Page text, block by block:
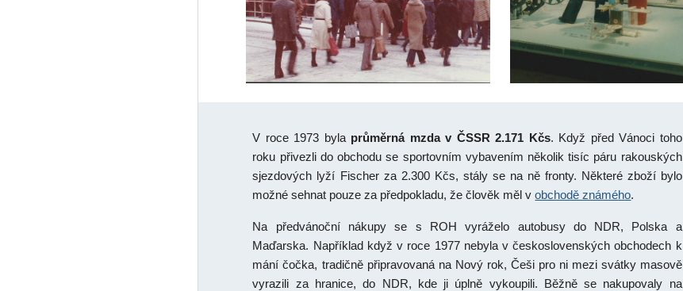
V roce 1973 byla průměrná mzda v ČSSR 2.171 Kčs. Když před Vánoci toho
roku přivezli do obchodu se sportovním vybavením několik tisíc páru rakouských
sjezdových lyží Fischer za 2.300 Kčs, stály se na ně fronty. Některé zboží bylo
možné sehnat pouze za předpokladu, že člověk měl vobchodě známého.
Na předvánoční nákupy se s ROH vyráželo autobusy do NDR, Polska a
Maďarska. Například když v roce 1977 nebyla v československých obchodech k
mání čočka, tradičně připravovaná na Nový rok, Češi pro ni mezi svátky masově
vyrazili za hranice, do NDR, kde ji úplně vykoupili. Běžně se nakupovaly na